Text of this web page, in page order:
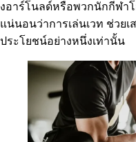
งอาร์โนลด์หรือพวกนักกีฬา
แน่นอนว่าการเล่นเวท ช่วย
ประโยชน์อย่างหนึ่งเท่านั้น